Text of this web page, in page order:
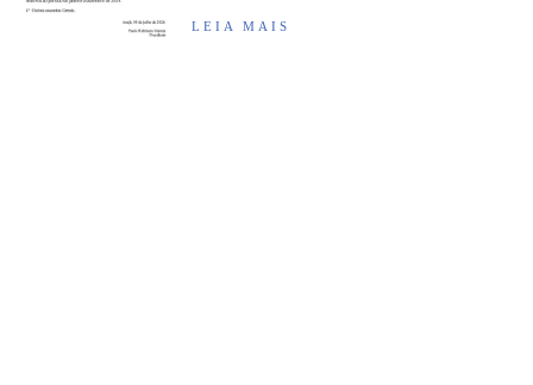
LEIA MAIS